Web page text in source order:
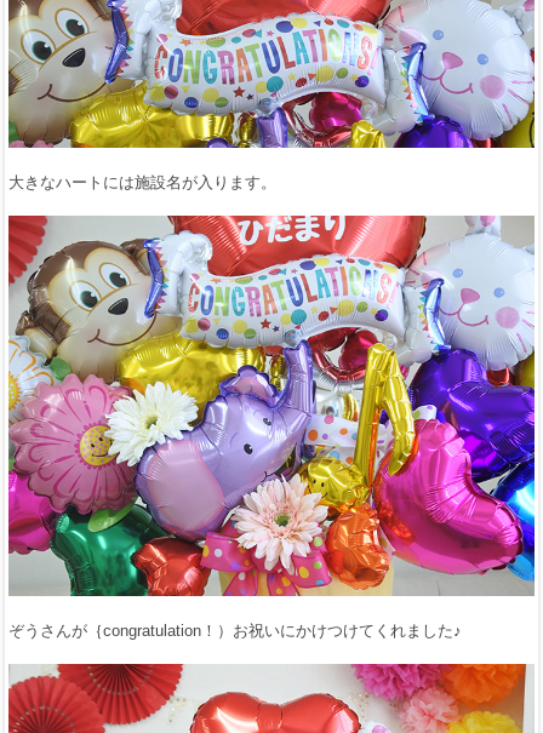
大きなハートには施設名が入ります。
ぞうさんが｛congratulation！）お祝いにかけつけてくれました♪